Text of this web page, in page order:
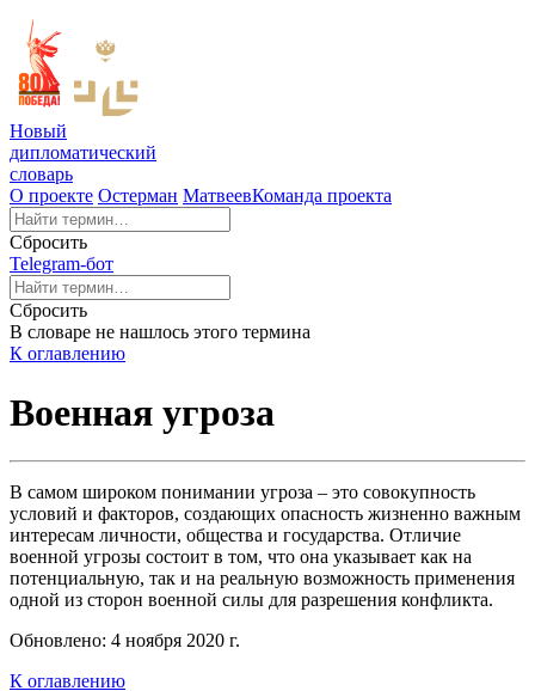
Новый
дипломатический
словарь
О проекте Остерман МатвеевКоманда проекта
Сбросить
Telegram-бот
Сбросить
В словаре не нашлось этого термина
К оглавлению
Военная угроза
В самом широком понимании угроза – это совокупность
условий и факторов, создающих опасность жизненно важным
интересам личности, общества и государства. Отличие
военной угрозы состоит в том, что она указывает как на
потенциальную, так и на реальную возможность применения
одной из сторон военной силы для разрешения конфликта.
Обновлено: 4 ноября 2020 г.
К оглавлению